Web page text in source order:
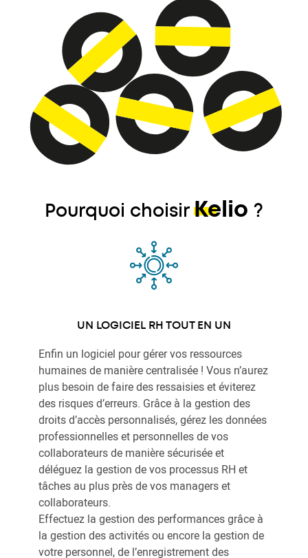
Pourquoi choisir Kelio ?
UN LOGICIEL RH TOUT EN UN
Enfin un logiciel pour gérer vos ressources
humaines de manière centralisée ! Vous n’aurez
plus besoin de faire des ressaisies et éviterez
des risques d’erreurs. Grâce à la gestion des
droits d’accès personnalisés, gérez les données
professionnelles et personnelles de vos
collaborateurs de manière sécurisée et
déléguez la gestion de vos processus RH et
tâches au plus près de vos managers et
collaborateurs.
Effectuez la gestion des performances grâce à
la gestion des activités ou encore la gestion de
votre personnel, de l’enregistrement des